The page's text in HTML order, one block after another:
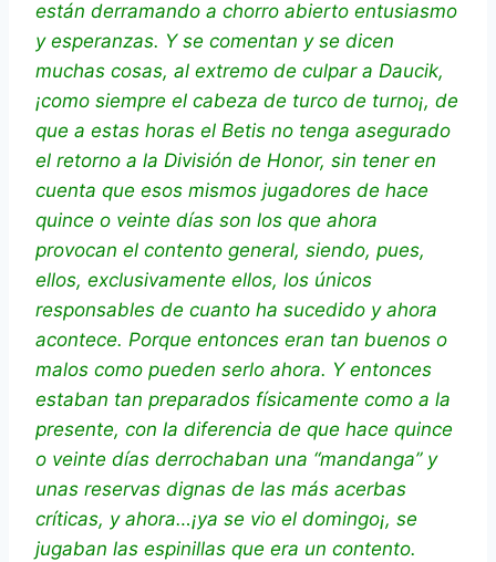
están derramando a chorro abierto entusiasmo
y esperanzas. Y se comentan y se dicen
muchas cosas, al extremo de culpar a Daucik,
¡como siempre el cabeza de turco de turno¡, de
que a estas horas el Betis no tenga asegurado
el retorno a la División de Honor, sin tener en
cuenta que esos mismos jugadores de hace
quince o veinte días son los que ahora
provocan el contento general, siendo, pues,
ellos, exclusivamente ellos, los únicos
responsables de cuanto ha sucedido y ahora
acontece. Porque entonces eran tan buenos o
malos como pueden serlo ahora. Y entonces
estaban tan preparados físicamente como a la
presente, con la diferencia de que hace quince
o veinte días derrochaban una “mandanga” y
unas reservas dignas de las más acerbas
críticas, y ahora…¡ya se vio el domingo¡, se
jugaban las espinillas que era un contento.